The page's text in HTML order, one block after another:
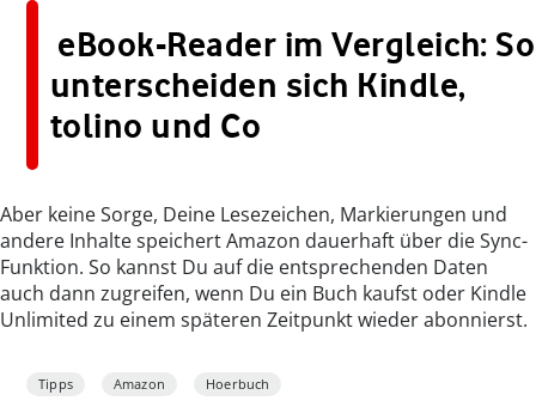
eBook-Reader im Vergleich: So
unterscheiden sich Kindle,
tolino und Co
Aber keine Sorge, Deine Lesezeichen, Markierungen und
andere Inhalte speichert Amazon dauerhaft über die Sync-
Funktion. So kannst Du auf die entsprechenden Daten
auch dann zugreifen, wenn Du ein Buch kaufst oder Kindle
Unlimited zu einem späteren Zeitpunkt wieder abonnierst.
Tipps Amazon Hoerbuch